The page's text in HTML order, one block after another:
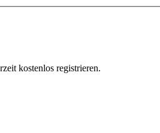
kostenlos registrieren.